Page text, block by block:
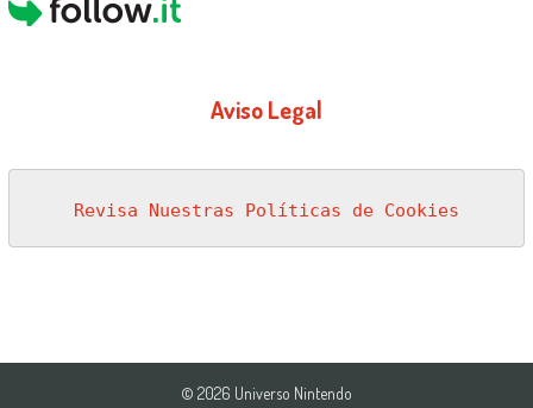
Aviso Legal
Revisa Nuestras Políticas de Cookies
© 2026 Universo Nintendo